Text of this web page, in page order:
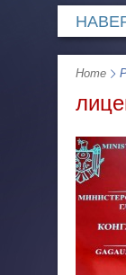
Bu hak üstünnüü
Home